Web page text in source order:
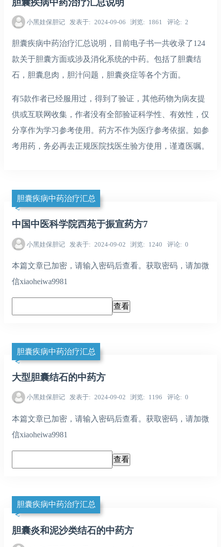
小黑娃保胆记 发表于 2024-09-06 浏览 1861 评论 2
胆囊疾病中药治疗汇总说明，目前电子书一共收录了124
款关于胆囊方面或涉及消化系统的中药。包括了胆囊结
石，胆囊息肉，胆汁问题，胆囊炎症等各个方面。
有5款作者已经服用过，得到了验证，其他药物为病友提
供或互联网收集，作者没有全部验证科学性、有效性，仅
分享作为学习参考使用。药方不作为医疗参考依据。如参
考用药，务必再去正规医院找医生验方使用，谨遵医嘱。
胆囊疾病中药治疗汇总
中国中医科学院西苑于振宣药方7
小黑娃保胆记 发表于 2024-09-02 浏览 1240 评论 0
本篇文章已加密，请输入密码后查看。获取密码，请加微
信xiaoheiwa9981
胆囊疾病中药治疗汇总
大型胆囊结石的中药方
小黑娃保胆记 发表于 2024-09-02 浏览 1196 评论 0
本篇文章已加密，请输入密码后查看。获取密码，请加微
信xiaoheiwa9981
胆囊疾病中药治疗汇总
胆囊炎和泥沙类结石的中药方